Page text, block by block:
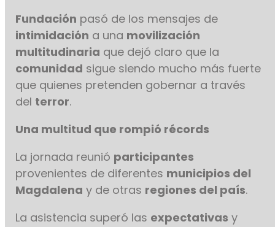
Fundación pasó de los mensajes de
intimidación a una movilización
multitudinaria que dejó claro que la
comunidad sigue siendo mucho más fuerte
que quienes pretenden gobernar a través
del terror.
Una multitud que rompió récords
La jornada reunió participantes
provenientes de diferentes municipios del
Magdalena y de otras regiones del país.
La asistencia superó las expectativas y